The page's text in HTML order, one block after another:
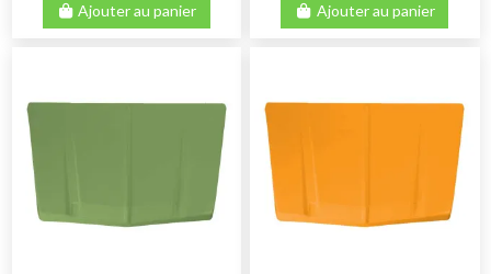
Ajouter au panier Ajouter au panier